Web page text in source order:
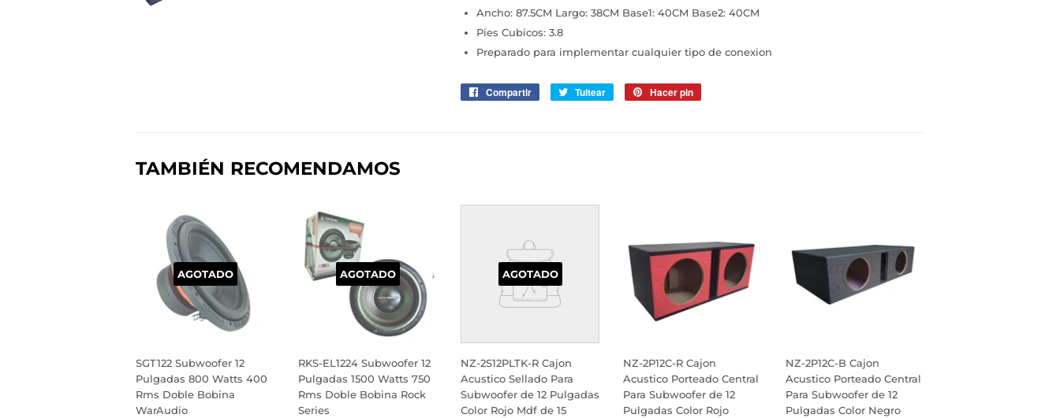
Ancho: 87.5CM Largo: 38CM Base1: 40CM Base2: 40CM
Pies Cubicos: 3.8
Preparado para implementar cualquier tipo de conexion
Compartir
CompartirTuitear
Tuitear Hacer pin
TAMBIÉN RECOMENDAMOS
AGOTADO
SGT122 Subwoofer 12
Pulgadas 800 Watts 400
Rms Doble Bobina
WarAudio
AGOTADO
RKS-EL1224 Subwoofer 12
Pulgadas 1500 Watts 750
Rms Doble Bobina Rock
Series
AGOTADO
NZ-2S12PLTK-R Cajon
Acustico Sellado Para
Subwoofer de 12 Pulgadas
Color Rojo Mdf de 15
NZ-2P12C-R Cajon
Acustico Porteado Central
Para Subwoofer de 12
Pulgadas Color Rojo
NZ-2P12C-B Cajon
Acustico Porteado Central
Para Subwoofer de 12
Pulgadas Color Negro